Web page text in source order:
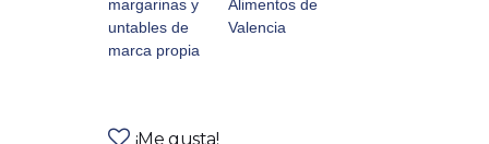
margarinas y
untables de
marca propia
Alimentos de
Valencia
¡Me gusta!